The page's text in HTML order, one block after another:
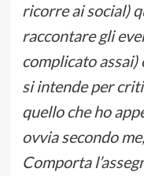
ricorre ai social)
raccontare gli
complicato assai)
si intende per
quello che ho
ovvia secondo
Comporta